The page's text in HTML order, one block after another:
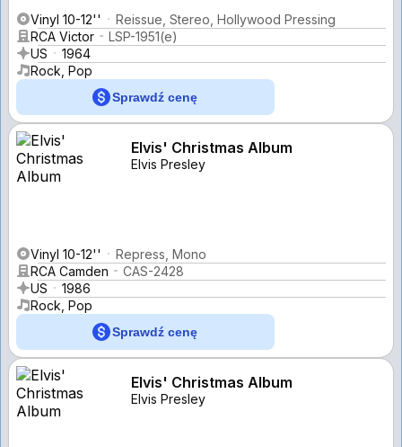
Vinyl 10-12''
Reissue, Stereo, Hollywood Pressing
RCA Victor
LSP-1951(e)
US
1964
Rock, Pop
Sprawdź cenę
Elvis' Christmas Album
Elvis Presley
Vinyl 10-12''
Repress, Mono
RCA Camden
CAS-2428
US
1986
Rock, Pop
Sprawdź cenę
Elvis' Christmas Album
Elvis Presley